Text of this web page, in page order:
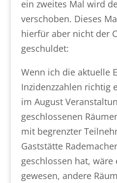
ein zweites Mal wird
verschoben. Dieses
hierfür aber nicht der
geschuldet:
Wenn ich die aktuelle
Inzidenzzahlen richtig
im August
geschlossenen
mit begrenzter
Gaststätte
geschlossen hat,
gewesen, andere